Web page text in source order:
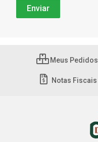
Meus Pedidos
Notas Fiscais